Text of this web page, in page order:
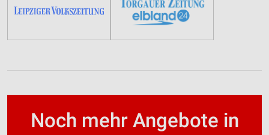
Noch mehr Angebote in